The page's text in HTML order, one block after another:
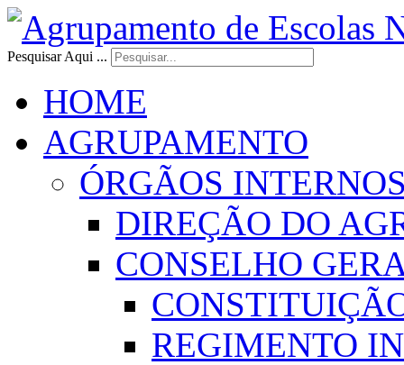
Pesquisar Aqui ...
HOME
AGRUPAMENTO
ÓRGÃOS
DIREÇÃO DO
CONSELHO
REGIMENTO